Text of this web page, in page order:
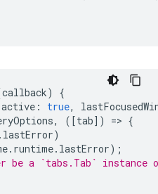
callback)
{
active : true,
, ([tab]) => {
. lastError)
. runtime. lastError);
a `tabs.Tab` instance